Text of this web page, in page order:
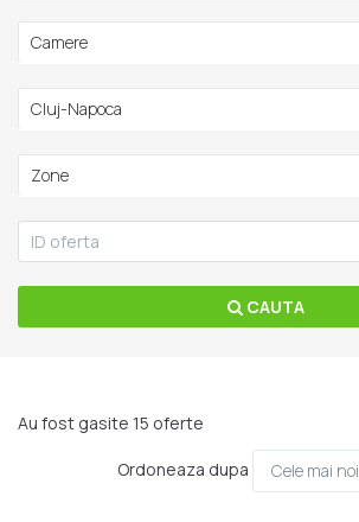
Camere
Cluj-Napoca
Zone
CAUTA
Au fost gasite 15 oferte
Ordoneaza dupa Cele mai noi